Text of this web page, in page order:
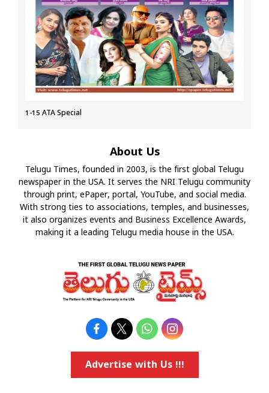
1-15 ATA Special
About Us
Telugu Times, founded in 2003, is the first global Telugu
newspaper in the USA. It serves the NRI Telugu community
through print, ePaper, portal, YouTube, and social media.
With strong ties to associations, temples, and businesses,
it also organizes events and Business Excellence Awards,
making it a leading Telugu media house in the USA.
Advertise with Us !!!